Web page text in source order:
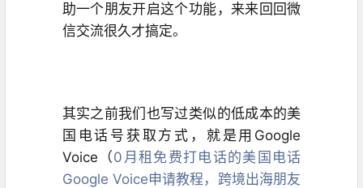
助一个朋友开启这个功能，来来回回微
信交流很久才搞定。
其实之前我们也写过类似的低成本的美
国电话号获取方式，就是用Google
Voice（0月租免费打电话的美国电话
Google Voice申请教程，跨境出海朋友